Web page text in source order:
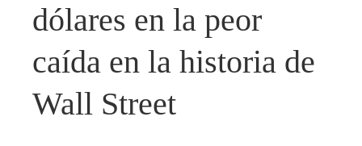
dólares en la peor
caída en la historia de
Wall Street